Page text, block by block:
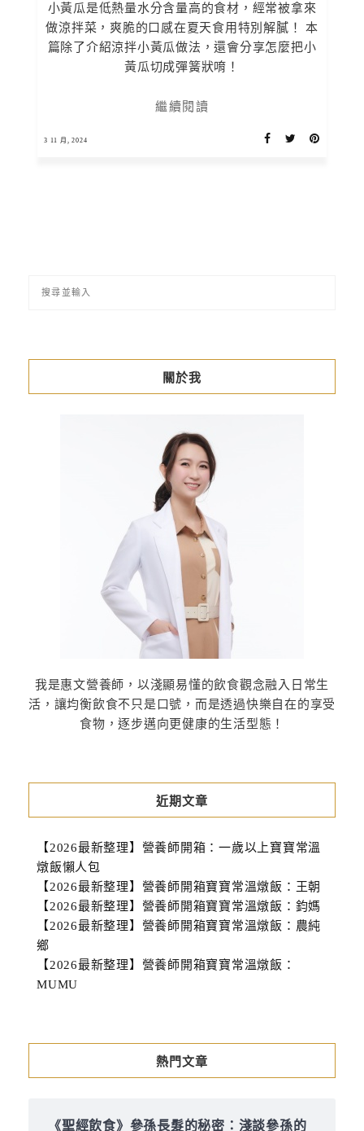
小黃瓜是低熱量水分含量高的食材，經常被拿來
做涼拌菜，爽脆的口感在夏天食用特別解膩！ 本
篇除了介紹涼拌小黃瓜做法，還會分享怎麼把小
黃瓜切成彈簧狀唷！
繼續閱讀
3 11 月, 2024
關於我
我是惠文營養師，以淺顯易懂的飲食觀念融入日常生
活，讓均衡飲食不只是口號，而是透過快樂自在的享受
食物，逐步邁向更健康的生活型態！
近期文章
【2026最新整理】營養師開箱：一歲以上寶寶常溫
燉飯懶人包
【2026最新整理】營養師開箱寶寶常溫燉飯：王朝
【2026最新整理】營養師開箱寶寶常溫燉飯：鈞媽
【2026最新整理】營養師開箱寶寶常溫燉飯：農純
鄉
【2026最新整理】營養師開箱寶寶常溫燉飯：
MUMU
熱門文章
《聖經飲食》參孫長髮的秘密：淺談參孫的